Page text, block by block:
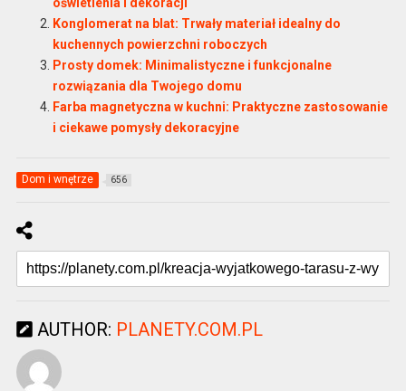
Konglomerat na blat: Trwały materiał idealny do
kuchennych powierzchni roboczych
Prosty domek: Minimalistyczne i funkcjonalne
rozwiązania dla Twojego domu
Farba magnetyczna w kuchni: Praktyczne zastosowanie
i ciekawe pomysły dekoracyjne
Dom i wnętrze 656
AUTHOR: PLANETY.COM.PL